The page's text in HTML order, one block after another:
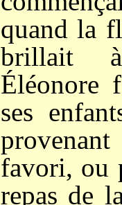
quand la
brillait
Éléonore
ses
favori, ou
repas de